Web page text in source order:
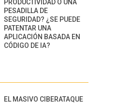
PRODUCTIVIDAD O UNA
PESADILLA DE
SEGURIDAD? ¿SE PUEDE
PATENTAR UNA
APLICACIÓN BASADA EN
CÓDIGO DE IA?
EL MASIVO CIBERATAQUE